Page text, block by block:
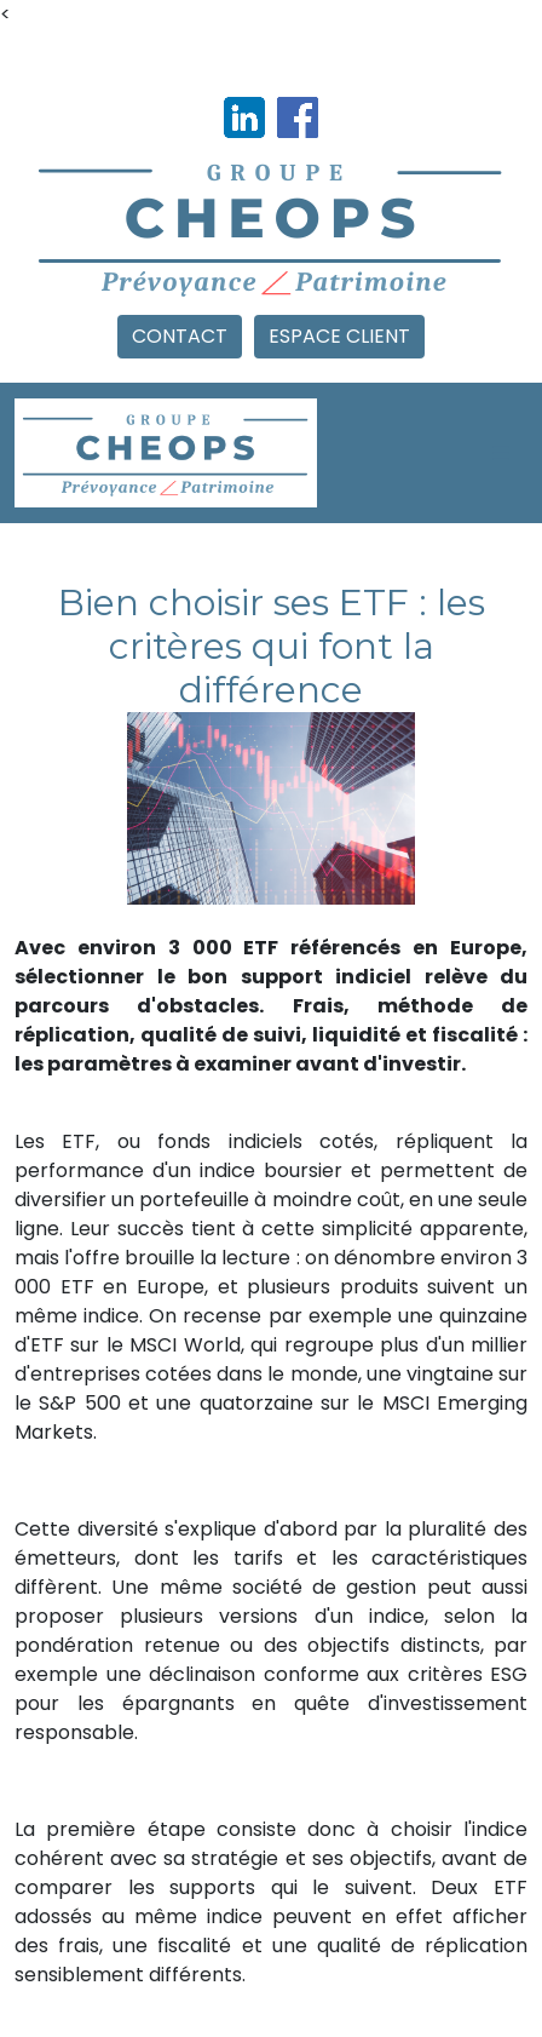
<
CONTACT ESPACE CLIENT
Bien choisir ses ETF : les
critères qui font la
différence
Avec environ 3 000 ETF référencés en Europe,
sélectionner le bon support indiciel relève du
parcours d'obstacles. Frais, méthode de
réplication, qualité de suivi, liquidité et fiscalité :
les paramètres à examiner avant d'investir.
Les ETF, ou fonds indiciels cotés, répliquent la
performance d'un indice boursier et permettent de
diversifier un portefeuille à moindre coût, en une seule
ligne. Leur succès tient à cette simplicité apparente,
mais l'offre brouille la lecture : on dénombre environ 3
000 ETF en Europe, et plusieurs produits suivent un
même indice. On recense par exemple une quinzaine
d'ETF sur le MSCI World, qui regroupe plus d'un millier
d'entreprises cotées dans le monde, une vingtaine sur
le S&P 500 et une quatorzaine sur le MSCI Emerging
Markets.
Cette diversité s'explique d'abord par la pluralité des
émetteurs, dont les tarifs et les caractéristiques
diffèrent. Une même société de gestion peut aussi
proposer plusieurs versions d'un indice, selon la
pondération retenue ou des objectifs distincts, par
exemple une déclinaison conforme aux critères ESG
pour les épargnants en quête d'investissement
responsable.
La première étape consiste donc à choisir l'indice
cohérent avec sa stratégie et ses objectifs, avant de
comparer les supports qui le suivent. Deux ETF
adossés au même indice peuvent en effet afficher
des frais, une fiscalité et une qualité de réplication
sensiblement différents.